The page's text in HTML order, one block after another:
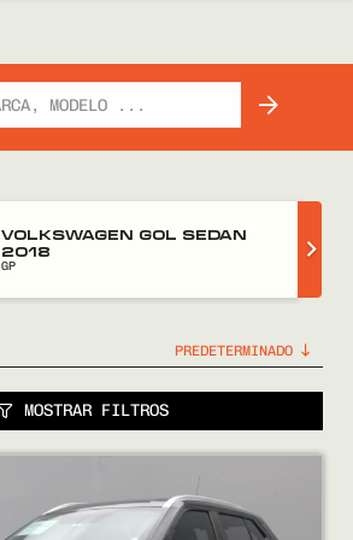
VENDÉ
VOLKSWAGEN GOL SEDAN
2018
GP
MOSTRAR FILTROS